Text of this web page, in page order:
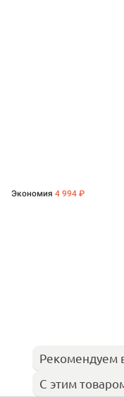
Экономия 4 994 ₽
Рекомендуем
С этим